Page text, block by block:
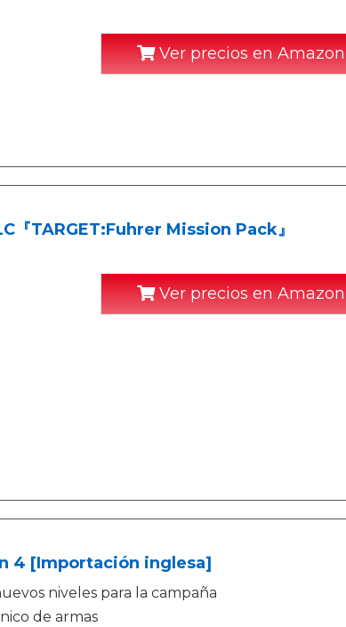
Ver precios en Amazon
『TARGET:Fuhrer Mission Pack』
Ver precios en Amazon
4 [Importación inglesa]
niveles para la campaña
de armas